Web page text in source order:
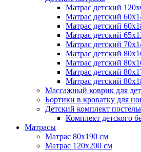
Матрас детский
Матрас детский
Матрас детский
Матрас детский
Матрас детский
Матрас детский
Матрас детский
Матрас детский
Матрас детский
Массажный коврик для
Бортики в кроватку для
Детский комплект
Комплект детского
Матрасы
Матрас 80х190 см
Матраc 120х200 см